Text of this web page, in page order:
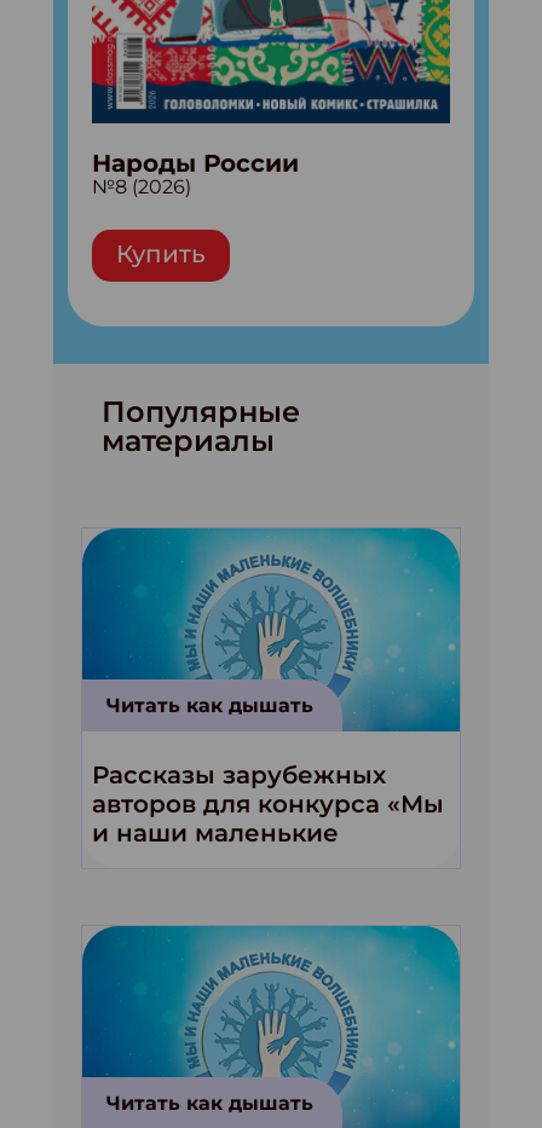
Народы России
№8 (2026)
Купить
Популярные
материалы
Читать как дышать
Рассказы зарубежных
авторов для конкурса «Мы
и наши маленькие
волшебники!»
Читать как дышать